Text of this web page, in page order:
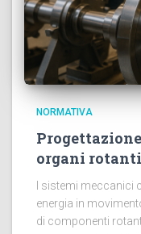
NORMATIVA
organi rotanti
I sistemi
energia in
di componenti